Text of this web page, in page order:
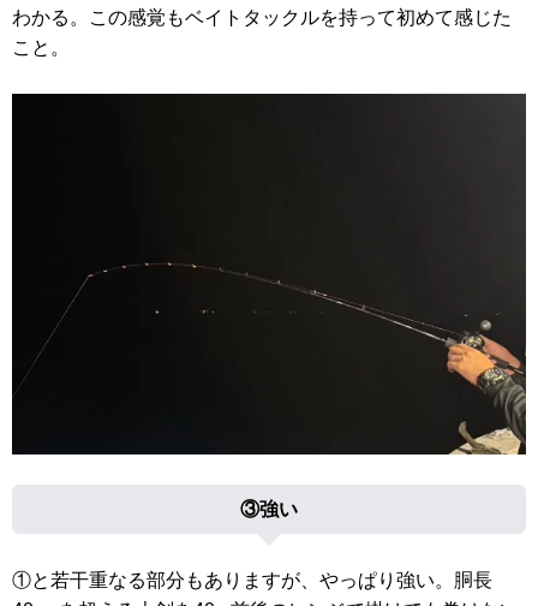
わかる。この感覚もベイトタックルを持って初めて感じた
こと。
③強い
①と若干重なる部分もありますが、やっぱり強い。胴長